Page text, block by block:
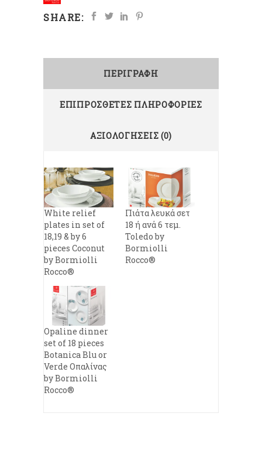
SHARE:
ΠΕΡΙΓΡΑΦΉ
ΕΠΙΠΡΌΣΘΕΤΕΣ ΠΛΗΡΟΦΟΡΊΕΣ
ΑΞΙΟΛΟΓΉΣΕΙΣ (0)
White relief
plates in set of
18,19 & by 6
pieces Coconut
by Bormiolli
Rocco®
Πιάτα λευκά σετ
18 ή ανά 6 τεμ.
Toledo by
Bormiolli
Rocco®
Opaline dinner
set of 18 pieces
Botanica Blu or
Verde Οπαλίνας
by Bormiolli
Rocco®